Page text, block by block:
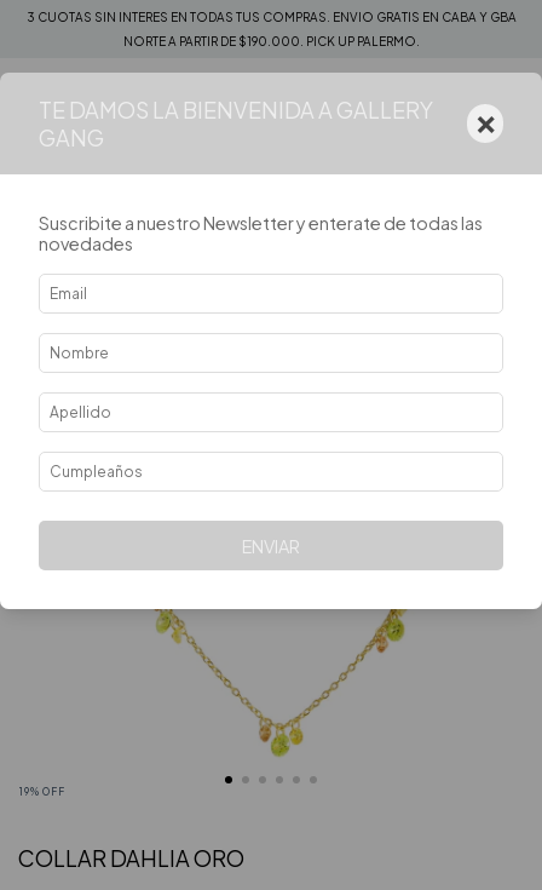
3 CUOTAS SIN INTERES EN TODAS TUS COMPRAS. ENVIO GRATIS EN CABA Y GBA
NORTE A PARTIR DE $190.000. PICK UP PALERMO.
19% OFF
COLLAR DAHLIA ORO
TE DAMOS LA BIENVENIDA A GALLERY
GANG
×
Suscribite a nuestro Newsletter y enterate de todas las
novedades
ENVIAR